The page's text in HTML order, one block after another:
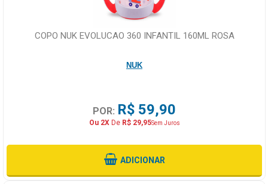
COPO NUK EVOLUCAO 360 INFANTIL 160ML ROSA
NUK
POR: R$ 59,90
Ou 2XDe R$ 29,95Sem Juros
ADICIONAR